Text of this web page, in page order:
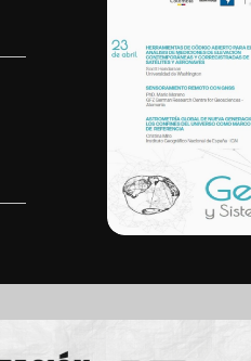
Jornada